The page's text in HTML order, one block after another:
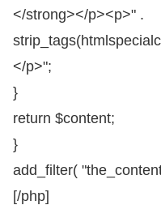
</strong></p><p>" .
</p>";
}
return $content;
}
add_filter(
[/php]